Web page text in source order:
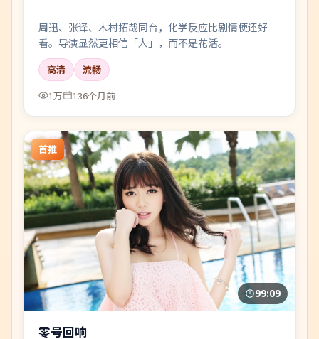
周迅、张译、木村拓哉同台，化学反应比剧情梗还好
看。导演显然更相信「人」，而不是花活。
高清
流畅
1万
136个月前
首推
99:09
零号回响